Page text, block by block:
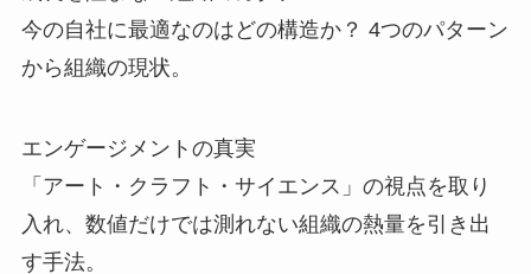
今の自社に最適なのはどの構造か？ 4つのパターン
から組織の現状。
エンゲージメントの真実
「アート・クラフト・サイエンス」の視点を取り
入れ、数値だけでは測れない組織の熱量を引き出
す手法。